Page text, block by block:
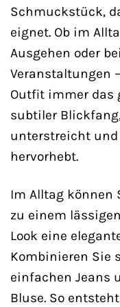
Schmuckstück,
eignet. Ob im
Ausgehen oder
Veranstaltungen
Outfit immer das
subtiler
unterstreicht
hervorhebt.
Im Alltag können
zu einem
Look eine
Kombinieren Sie
einfachen Jeans
Bluse. So